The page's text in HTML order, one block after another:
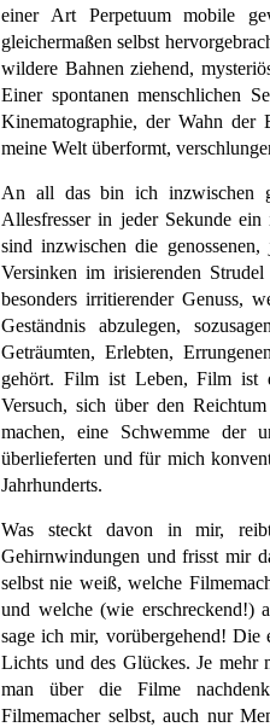
einer Art Perpetuum mobile
gleichermaßen selbst
wildere Bahnen ziehend,
Einer spontanen menschlichen
Kinematographie, der Wahn
meine Welt überformt,
An all das bin ich inzwischen
Allesfresser in jeder Sekunde
sind inzwischen die
Versinken im irisierenden
besonders irritierender Genuss,
Geständnis abzulegen,
Geträumten, Erlebten,
gehört. Film ist Leben, Film ist
Versuch, sich über den
machen, eine Schwemme der
überlieferten und für mich
Jahrhunderts.
Was steckt davon in mir,
Gehirnwindungen und frisst mir
selbst nie weiß, welche
und welche (wie erschreckend!)
sage ich mir, vorübergehend! Die
Lichts und des Glückes. Je mehr
man über die Filme
Filmemacher selbst, auch nur